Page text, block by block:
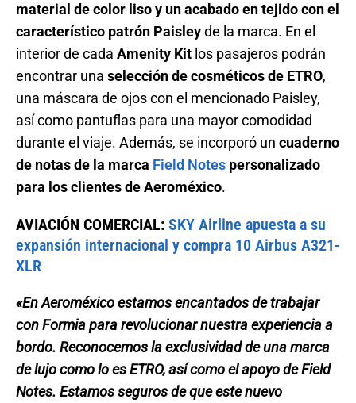
material de color liso y un acabado en tejido con el
característico patrón Paisleyde la marca. En el
interior de cada Amenity Kit los pasajeros podrán
encontrar una selección de cosméticos de ETRO,
una máscara de ojos con el mencionado Paisley,
así como pantuflas para una mayor comodidad
durante el viaje. Además, se incorporó un cuaderno
de notas de la marca Field Notes personalizado
para los clientes de Aeroméxico.
AVIACIÓN COMERCIAL: SKY Airline apuesta a su
expansión internacional y compra 10 Airbus A321-
XLR
«En Aeroméxico estamos encantados de trabajar
con Formia para revolucionar nuestra experiencia a
bordo. Reconocemos la exclusividad de una marca
de lujo como lo es ETRO, así como el apoyo de Field
Notes. Estamos seguros de que este nuevo